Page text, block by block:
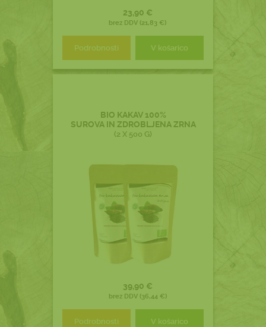
23,90 €
brez DDV (21,83 €)
Podrobnosti V košarico
BIO KAKAV 100%
SUROVA IN ZDROBLJENA ZRNA
(2 X 500 G)
39,90 €
brez DDV (36,44 €)
Podrobnosti V košarico